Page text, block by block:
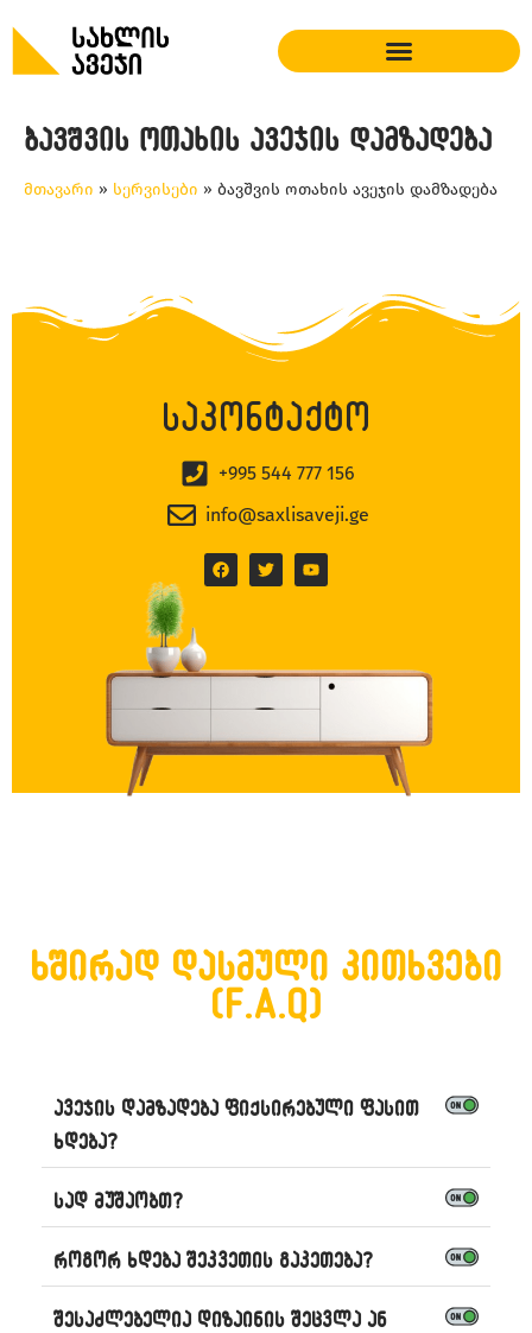
ბავშვის ოთახის ავეჯის დამზადება
მთავარი » სერვისები » ბავშვის ოთახის ავეჯის დამზადება
საკონტაქტო
+995 544 777 156
info@saxlisaveji.ge
ხშირად დასმული კითხვები
(F.A.Q)
ავეჯის დამზადება ფიქსირებული ფასით
ხდება?
სად მუშაობთ?
როგორ ხდება შეკვეთის გაკეთება?
შესაძლებელია დიზაინის შეცვლა ან